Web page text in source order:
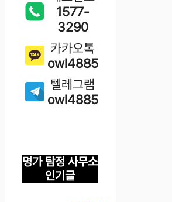
1577-
3290
카카오톡
owl4885
텔레그램
owl4885
명가 탐정 사무소
인기글